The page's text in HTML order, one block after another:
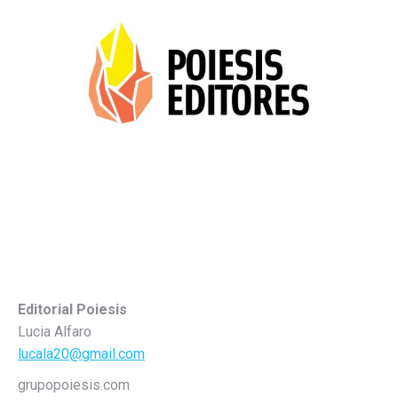
Editorial Poiesis
Lucia Alfaro
lucala20@gmail.com
grupopoiesis.com